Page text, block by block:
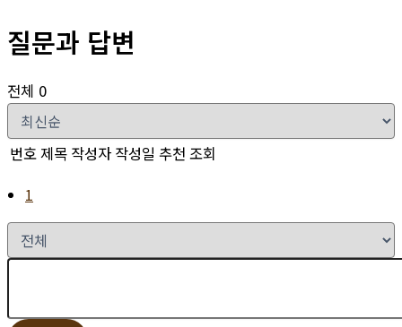
질문과 답변
전체 0
번호제목 작성자 작성일 추천 조회
1